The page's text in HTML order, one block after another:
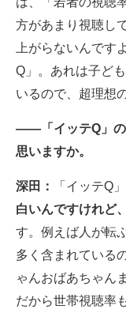
方があまり視聴し
上がらないんです
Q」。あれは子ど
いるので、超理想
――「イッテQ」の
思いますか。
深田： 「イッテQ
白いんですけれど
す。例えば人が転
多く含まれている
ゃんおばあちゃん
だから世帯視聴率